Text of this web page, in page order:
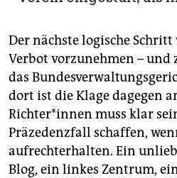
Der nächste logische Schritt
Verbot vorzunehmen – und
das
dort ist die Klage dagegen
Richter*innen muss klar
Präzedenzfall schaffen,
aufrechterhalten. Ein
Blog, ein linkes Zentrum,